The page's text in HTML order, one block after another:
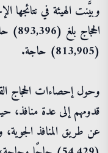
وبيَّنت الهيئة في نتائجها
(813,905) حاجة.
وحول إحصاءات الحجاج
عن طريق المنافذ الجوية،